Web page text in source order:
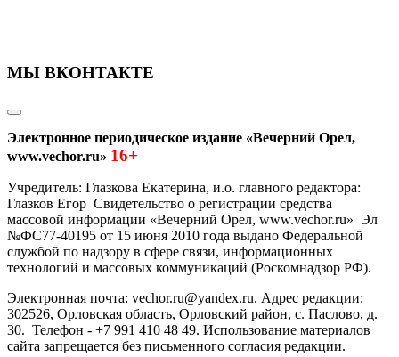
МЫ ВКОНТАКТЕ
Электронное периодическое издание «Вечерний Орел,
www.vechor.ru» 16+
Учредитель: Глазкова Екатерина, и.о. главного редактора:
Глазков Егор Свидетельство о регистрации средства
массовой информации «Вечерний Орел, www.vechor.ru» Эл
№ФС77-40195 от 15 июня 2010 года выдано Федеральной
службой по надзору в сфере связи, информационных
технологий и массовых коммуникаций (Роскомнадзор РФ).
Электронная почта: vechor.ru@yandex.ru. Адрес редакции:
302526, Орловская область, Орловский район, с. Паслово, д.
30. Телефон - +7 991 410 48 49. Использование материалов
сайта запрещается без письменного согласия редакции.